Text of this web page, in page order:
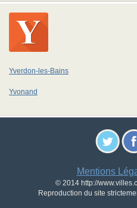
Yverdon-les-Bains
Yvonand
Mentions
© 2014 http://
Reproduction du site